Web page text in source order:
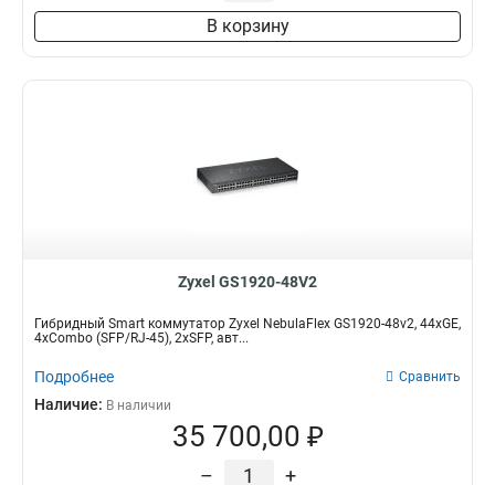
В корзину
Zyxel GS1920-48V2
Гибридный Smart коммутатор Zyxel NebulaFlex GS1920-48v2, 44xGE,
4xCombo (SFP/RJ-45), 2xSFP, авт...
Подробнее Сравнить
Наличие: В наличии
35 700,00 ₽
– +